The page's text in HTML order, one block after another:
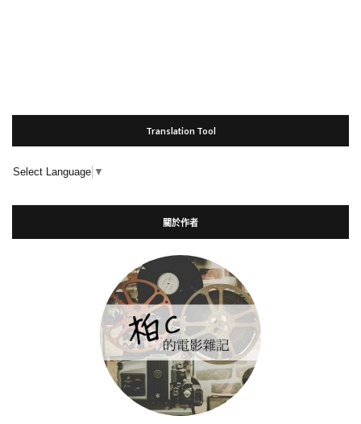
Translation Tool
Select Language ▼
關於作者